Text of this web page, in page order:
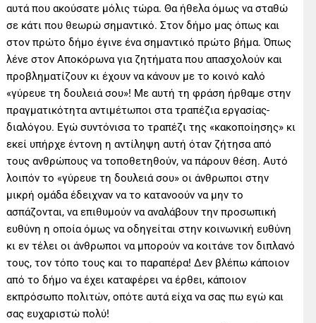
αυτά που ακούσατε μόλις τώρα. Θα ήθελα όμως να σταθώ
σε κάτι που θεωρώ σημαντικό. Στον δήμο μας όπως και
στον πρώτο δήμο έγινε ένα σημαντικό πρώτο βήμα. Όπως
λένε στον Αποκόρωνα για ζητήματα που απασχολούν και
προβληματίζουν κι έχουν να κάνουν με το κοινό καλό
«γύρευε τη δουλειά σου»! Με αυτή τη φράση ήρθαμε στην
πραγματικότητα αντιμέτωποι στα τραπέζια εργασίας-
διαλόγου. Εγώ συντόνισα το τραπέζι της «κακοποίησης» κι
εκεί υπήρχε έντονη η αντίληψη αυτή όταν ζήτησα από
τους ανθρώπους να τοποθετηθούν, να πάρουν θέση. Αυτό
λοιπόν το «γύρευε τη δουλειά σου» οι άνθρωποι στην
μικρή ομάδα έδειχναν να το κατανοούν να μην το
ασπάζονται, να επιθυμούν να αναλάβουν την προσωπική
ευθύνη η οποία όμως να οδηγείται στην κοινωνική ευθύνη
κι εν τέλει οι άνθρωποι να μπορούν να κοιτάνε τον διπλανό
τους, τον τόπο τους και το παραπέρα! Δεν βλέπω κάποιον
από το δήμο να έχει καταφέρει να έρθει, κάποιον
εκπρόσωπο πολιτών, οπότε αυτά είχα να σας πω εγώ και
σας ευχαριστώ πολύ!